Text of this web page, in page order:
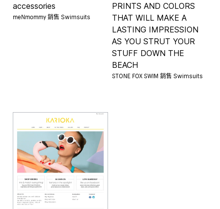
accessories
meNmommy 銷售 Swimsuits
PRINTS AND COLORS
THAT WILL MAKE A
LASTING IMPRESSION
AS YOU STRUT YOUR
STUFF DOWN THE
BEACH
STONE FOX SWIM 銷售 Swimsuits